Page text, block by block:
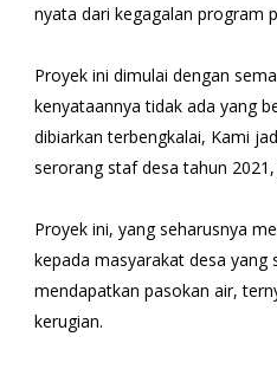
nyata dari kegagalan program
Proyek ini dimulai dengan
kenyataannya tidak ada yang
dibiarkan terbengkalai, Kami
serorang staf desa tahun
Proyek ini, yang seharusnya
kepada masyarakat desa yang
mendapatkan pasokan air,
kerugian.